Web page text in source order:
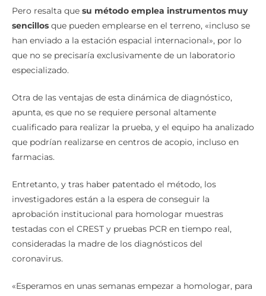
sencillosque pueden emplearse en el terreno, «incluso se
han enviado a la estación espacial internacional», por lo
que no se precisaría exclusivamente de un laboratorio
especializado.
apunta, es que no se requiere personal altamente
cualificado para realizar la prueba, y el equipo ha analizado
que podrían realizarse en centros de acopio, incluso en
farmacias.
investigadores están a la espera de conseguir la
aprobación institucional para homologar muestras
testadas con el CREST y pruebas PCR en tiempo real,
consideradas la madre de los diagnósticos del
coronavirus.
lograr la aprobación de la FDA (Administración de